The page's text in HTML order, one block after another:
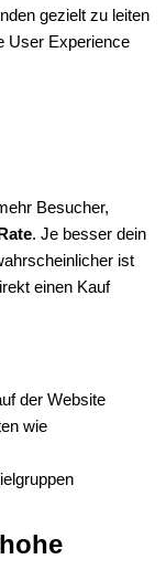
gezielt zu leiten
User Experience
Besucher,
. Je besser dein
ist
einen Kauf
der Website
wie